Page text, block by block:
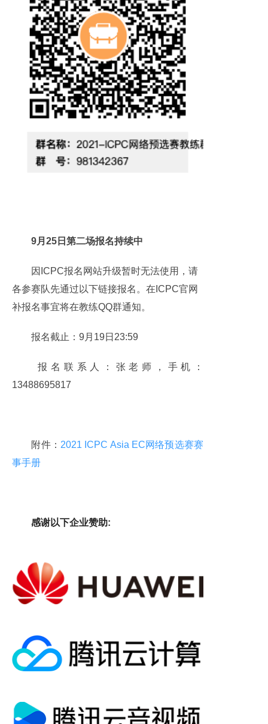
9月25日第二场报名持续中
因ICPC报名网站升级暂时无法使用，请
各参赛队先通过以下链接报名。在ICPC官网
补报名事宜将在教练QQ群通知。
报名截止：9月19日23:59
报名联系人：张老师，手机：
13488695817
附件： 2021 ICPC Asia EC网络预选赛赛
事手册
感谢以下企业赞助: